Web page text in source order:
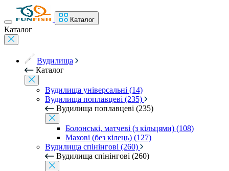
Каталог
Каталог
Вудилища
Каталог
Вудилища універсальні (14)
Вудилища поплавцеві (235)
Вудилища поплавцеві (235)
Болонські, матчеві (з кільцями) (108)
Махові (без кілець) (127)
Вудилища спінінгові (260)
Вудилища спінінгові (260)